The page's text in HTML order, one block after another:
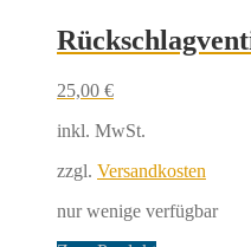
25,00 €
inkl. MwSt.
zzgl. Versandkosten
nur wenige verfügbar